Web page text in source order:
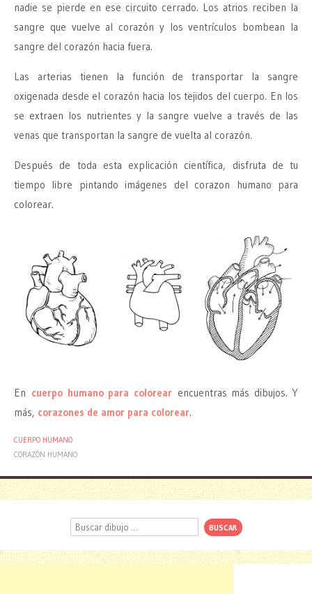
nadie se pierde en ese circuito cerrado. Los atrios reciben la
sangre que vuelve al corazón y los ventrículos bombean la
sangre del corazón hacia fuera.
Las arterias tienen la función de transportar la sangre
oxigenada desde el corazón hacia los tejidos del cuerpo. En los
se extraen los nutrientes y la sangre vuelve a través de las
venas que transportan la sangre de vuelta al corazón.
Después de toda esta explicación científica, disfruta de tu
tiempo libre pintando imágenes del corazon humano para
colorear.
En cuerpo humano para colorearencuentras más dibujos. Y
más, corazones de amor para colorear.
CUERPO HUMANO
CORAZÓN HUMANO
Buscar